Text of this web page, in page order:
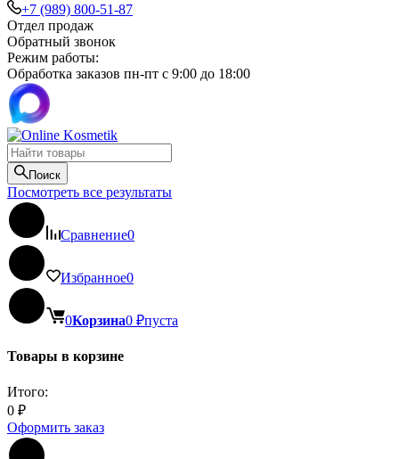
+7 (989) 800-51-87
Отдел продаж
Обратный звонок
Режим работы:
Обработка заказов пн-пт с 9:00 до 18:00
Поиск
Посмотреть все результаты
Сравнение0
Избранное0
0Корзина0 ₽пуста
Товары в корзине
Итого:
0 ₽
Оформить заказ